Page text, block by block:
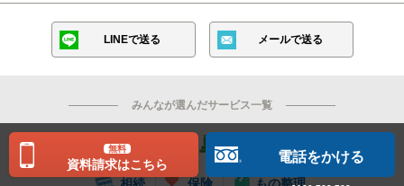
無料
資料請求はこちら 電話をかける
LINEで送る メールで送る
みんなが選んだサービス一覧
お墓